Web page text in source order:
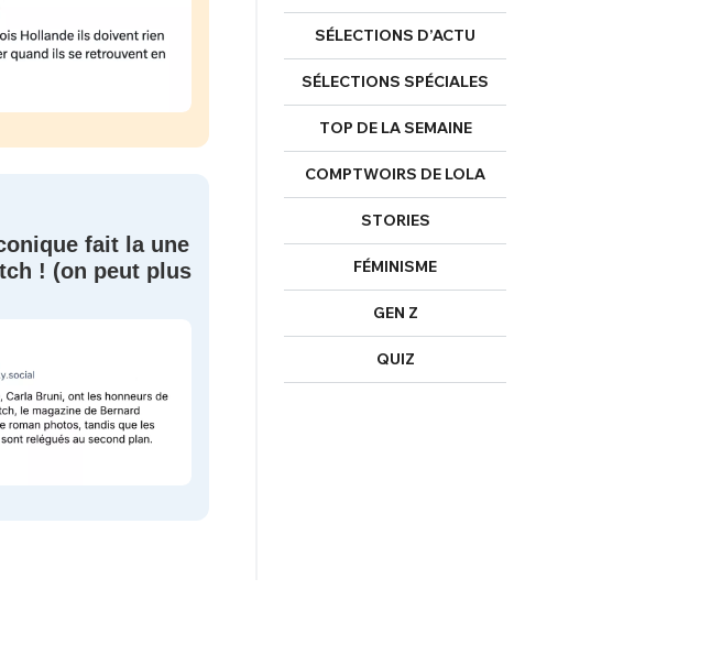
fait la une
! (on peut plus
SÉLECTIONS D’ACTU
SÉLECTIONS SPÉCIALES
TOP DE LA SEMAINE
COMPTWOIRS DE LOLA
STORIES
FÉMINISME
GEN Z
QUIZ
CONNEXION
Un Thread
C'EST PARTI